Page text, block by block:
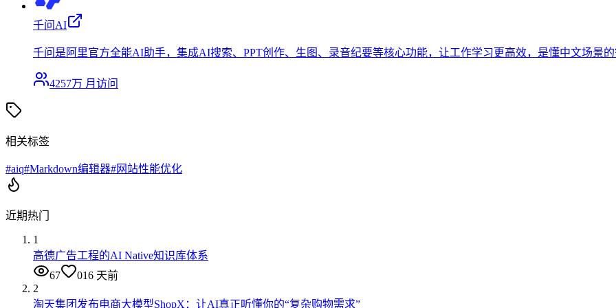
千问AI
千问是阿里官方全能AI助手，集成AI搜索、PPT创作、生图、录音纪要等核心功能，让工作学习更高效，是懂中文场景的
4257万 月访问
相关标签
#aiq#Markdown编辑器#网站性能优化
近期热门
1
高德广告工程的AI Native知识库体系
67
016 天前
2
淘天集团发布电商大模型ShopX：让AI真正听懂你的“复杂购物需求”